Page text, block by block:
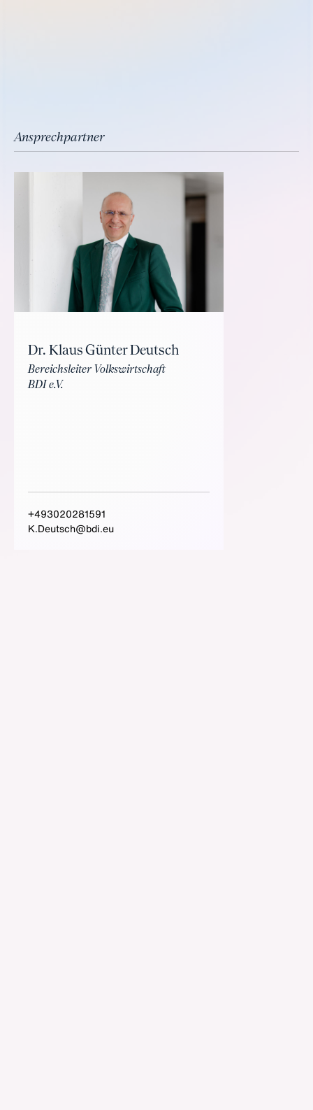
Ansprechpartner
Dr. Klaus Günter Deutsch
Bereichsleiter Volkswirtschaft
BDI e.V.
+493020281591
K.Deutsch@bdi.eu